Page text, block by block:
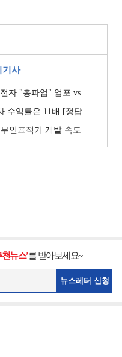
기사
포 vs 삼성重 '노사 원팀' 자처
률은 11배 [정답은 TSR]
인표적기 개발 속도
천뉴스’를 받아보세요~
뉴스레터 신청